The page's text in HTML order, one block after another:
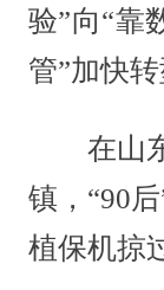
验”向“靠
管”加快转
在山东
镇，“90
植保机掠